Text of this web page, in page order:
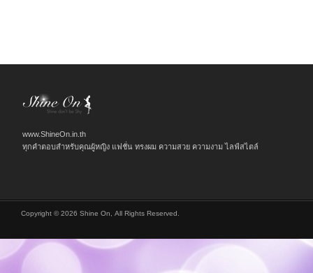
www.ShineOn.in.th
ทุกคำตอบสำหรับคุณผู้หญิง แฟชั่น ทรงผม ความสวย ความงาม ไลฟ์สไตล์
Copyright © 2026 Shine On, All Rights Reserved.